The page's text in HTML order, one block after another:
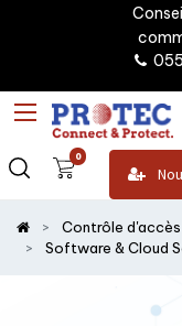
0
Contrôle
Software & Cloud